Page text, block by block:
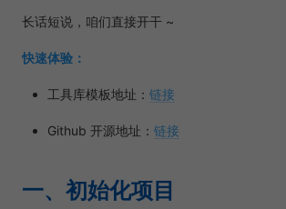
长话短说，咱们直接开干 ~
快速体验：
工具库模板地址： 链接
Github 开源地址： 链接
一、初始化项目